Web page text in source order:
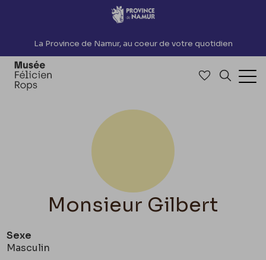
Accèder directement au contenu
La Province de Namur, au coeur de votre quotidien
Accéder à
Monsieur Gilbert
Sexe
Masculin